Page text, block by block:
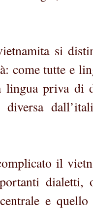
si
come tutte e
priva di
diversa
il
dialetti,
e